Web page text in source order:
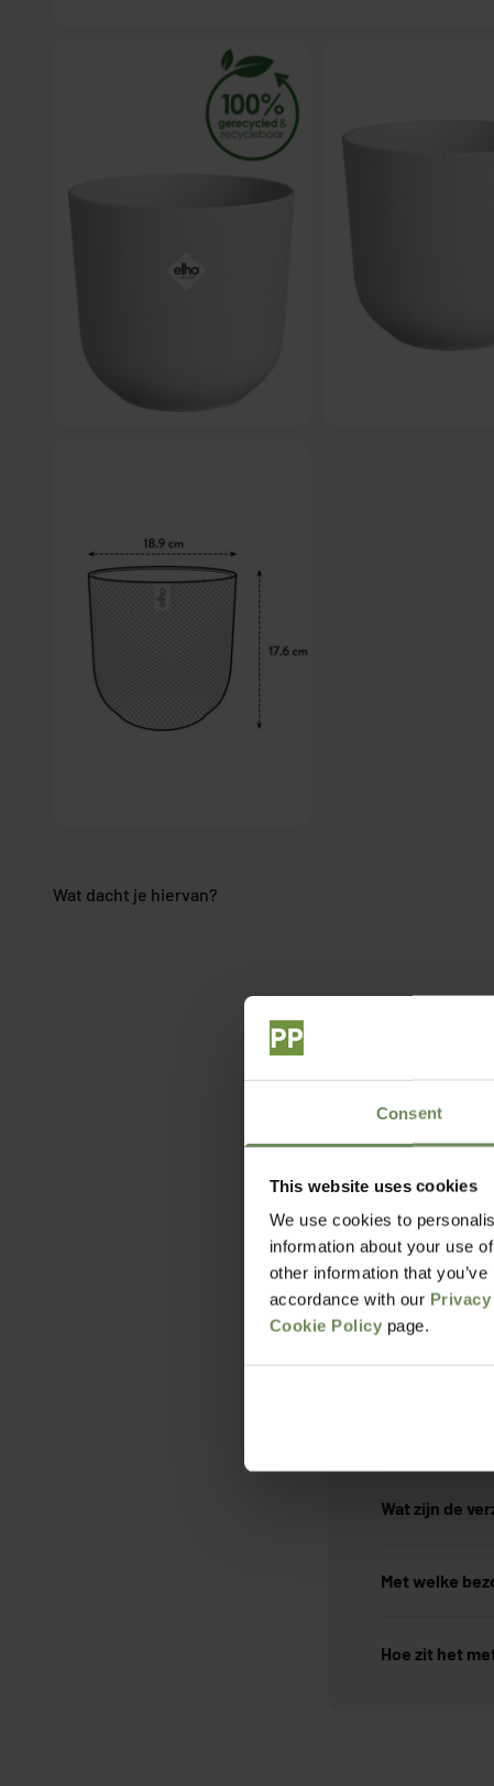
Consent
This website uses cookies
We use cookies to
information about your use
other information that
accordance with our
Cookie Policy page.
Wat dacht je hiervan?
Wat zijn de
Met welke
Hoe zit het